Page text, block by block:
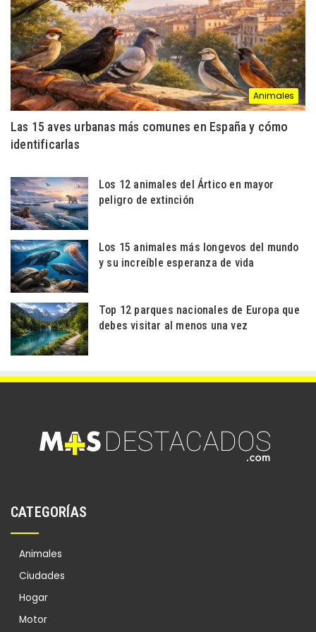
Animales
Las 15 aves urbanas más comunes en España y cómo
identificarlas
Los 12 animales del Ártico en mayor
peligro de extinción
Los 15 animales más longevos del mundo
y su increíble esperanza de vida
Top 12 parques nacionales de Europa que
debes visitar al menos una vez
CATEGORÍAS
Animales
Ciudades
Hogar
Motor